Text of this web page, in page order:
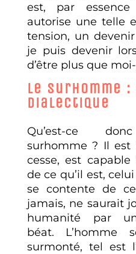
est, par
autorise une telle
tension, un
je puis devenir
d’être plus que
Le surhomme
dialectique
Qu’est-ce
surhomme ? Il est
cesse, est capable
de ce qu’il est,
se contente de
jamais, ne saurait
humanité par
béat. L’homme
surmonté, tel est